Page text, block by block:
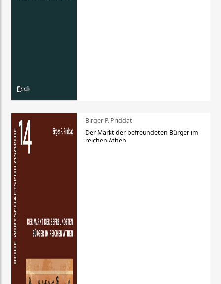
Birger P. Priddat
Der Markt der befreundeten Bürger im
reichen Athen